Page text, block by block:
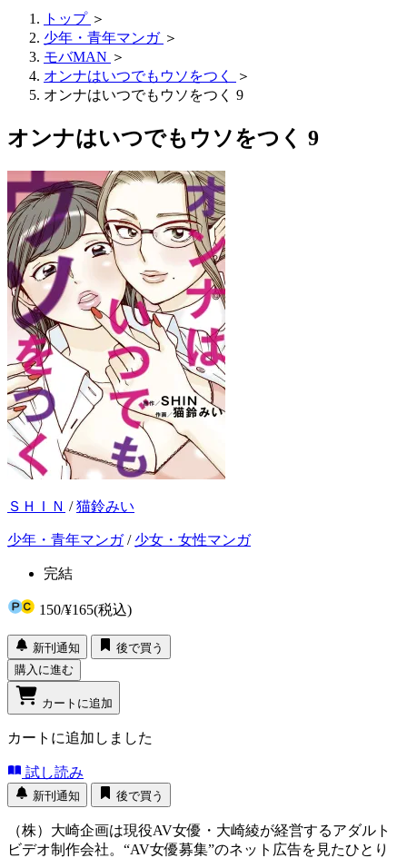
トップ ＞
少年・青年マンガ ＞
モバMAN ＞
オンナはいつでもウソをつく
＞
オンナはいつでもウソをつく 9
オンナはいつでもウソをつく 9
ＳＨＩＮ /猫鈴みい
少年・青年マンガ/ 少女・女性マンガ
完結
150/¥165(税込)
新刊通知
後で買う
購入に進む
カートに追加
カートに追加しました
試し読み
新刊通知 後で買う
（株）大崎企画は現役AV女優・大崎綾が経営するアダルト
ビデオ制作会社。“AV女優募集”のネット広告を見たひとり